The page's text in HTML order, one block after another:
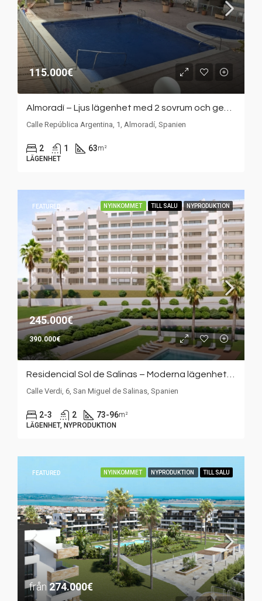
115.000€
Calle República Argentina, 1, Almoradí, Spanien
2 1 63m²
LÄGENHET
FEATURED NYINKOMMET TILL SALU NYPRODUKTION
245.000€
390.000€
Calle Verdi, 6, San Miguel de Salinas, Spanien
2-3 2 73-96m²
LÄGENHET, NYPRODUKTION
FEATURED NYINKOMMET NYPRODUKTION TILL SALU
från 274.000€